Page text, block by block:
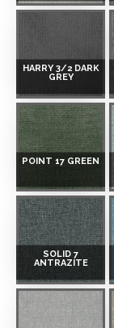
HARRY 3/2 DARK
GREY
POINT 17 GREEN
SOLID 7
ANTRAZITE